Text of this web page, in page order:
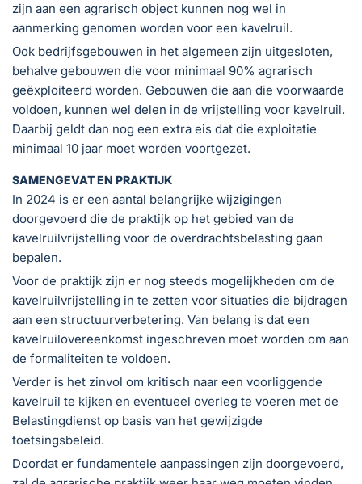
zijn aan een agrarisch object kunnen nog wel in
aanmerking genomen worden voor een kavelruil.
Ook bedrijfsgebouwen in het algemeen zijn uitgesloten,
behalve gebouwen die voor minimaal 90% agrarisch
geëxploiteerd worden. Gebouwen die aan die voorwaarde
voldoen, kunnen wel delen in de vrijstelling voor kavelruil.
Daarbij geldt dan nog een extra eis dat die exploitatie
minimaal 10 jaar moet worden voortgezet.
SAMENGEVAT EN PRAKTIJK
In 2024 is er een aantal belangrijke wijzigingen
doorgevoerd die de praktijk op het gebied van de
kavelruilvrijstelling voor de overdrachtsbelasting gaan
bepalen.
Voor de praktijk zijn er nog steeds mogelijkheden om de
kavelruilvrijstelling in te zetten voor situaties die bijdragen
aan een structuurverbetering. Van belang is dat een
kavelruilovereenkomst ingeschreven moet worden om aan
de formaliteiten te voldoen.
Verder is het zinvol om kritisch naar een voorliggende
kavelruil te kijken en eventueel overleg te voeren met de
Belastingdienst op basis van het gewijzigde
toetsingsbeleid.
Doordat er fundamentele aanpassingen zijn doorgevoerd,